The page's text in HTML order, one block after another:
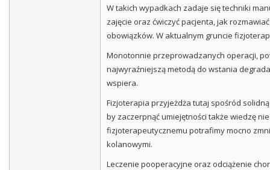
W takich wypadkach zadaje się techniki
zajęcie oraz ćwiczyć pacjenta, jak
obowiązków. W aktualnym gruncie
Monotonnie przeprowadzanych operacji,
najwyraźniejszą metodą do wstania
wspiera.
Fizjoterapia przyjeżdża tutaj spośród
by zaczerpnąć umiejętności także wiedzę
fizjoterapeutycznemu potrafimy mocno
kolanowymi.
Leczenie pooperacyjne oraz odciążenie